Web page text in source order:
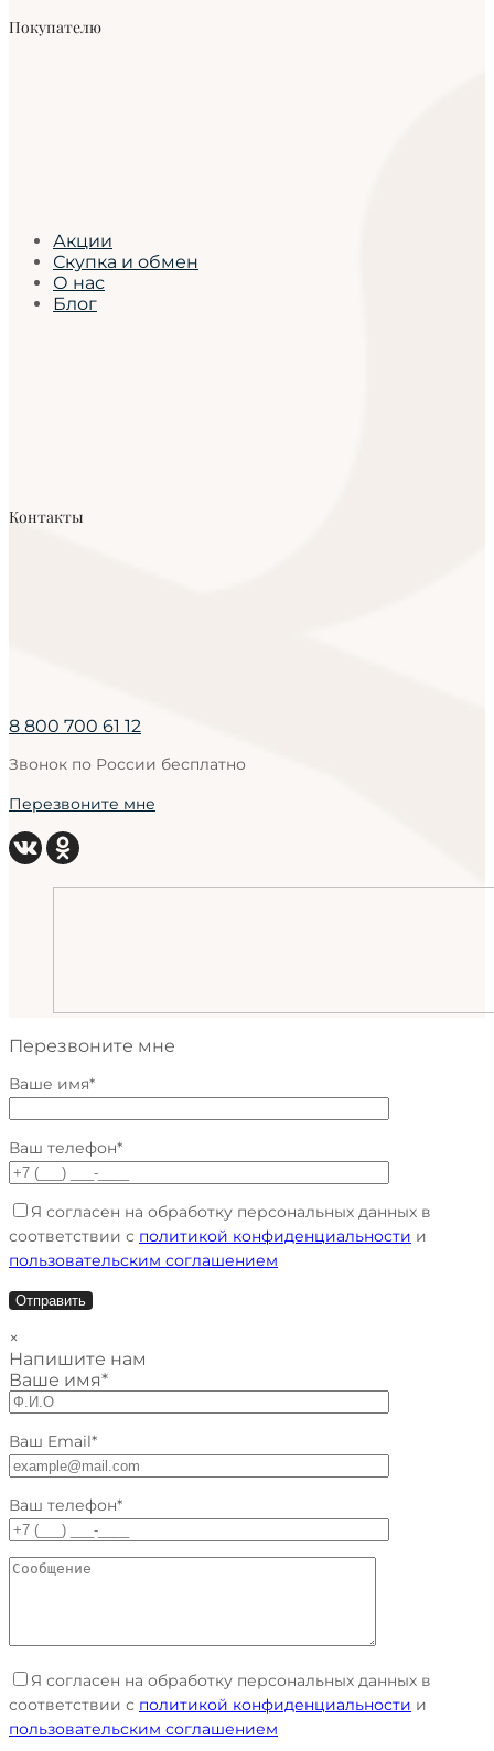
Покупателю
Акции
Скупка и обмен
О нас
Блог
Контакты
8 800 700 61 12
Звонок по России бесплатно
Перезвоните мне
Перезвоните мне
Ваше имя*
Ваш телефон*
Я согласен на обработку персональных данных в
соответствии с политикой конфиденциальности и
пользовательским соглашением
×
Напишите нам
Ваше имя*
Ваш Email*
Ваш телефон*
Я согласен на обработку персональных данных в
соответствии с политикой конфиденциальности и
пользовательским соглашением